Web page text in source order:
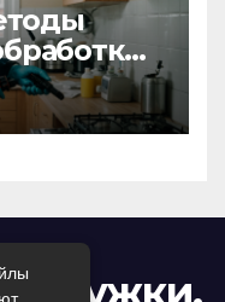
подход
и